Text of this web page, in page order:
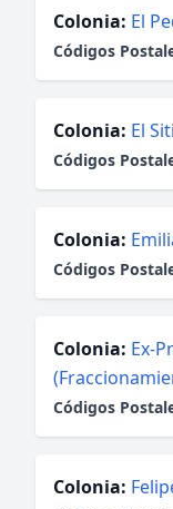
Colonia: El
Códigos
Colonia: El
Códigos
Colonia:
Códigos
Colonia: Ex-
Códigos
Colonia: